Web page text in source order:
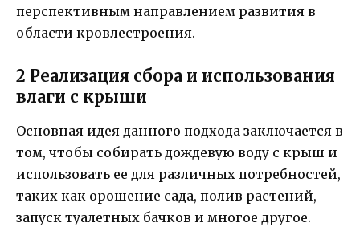
перспективным направлением развития в
области кровлестроения.
2 Реализация сбора и использования
влаги с крыши
Основная идея данного подхода заключается в
том, чтобы собирать дождевую воду с крыш и
использовать ее для различных потребностей,
таких как орошение сада, полив растений,
запуск туалетных бачков и многое другое.